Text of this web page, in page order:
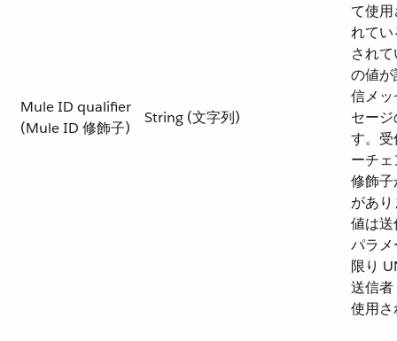
Mule ID qualifier
(Mule ID 修飾子)
String (文字列)
て使
れて
され
の値
信メ
セー
す。
ーチ
修飾
があ
値は
パラ
限り
送信
使用